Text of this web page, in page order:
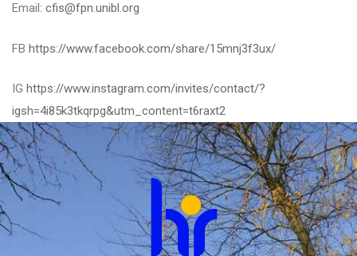
Email: cfis@fpn.unibl.org
FB https://www.facebook.com/share/15mnj3f3ux/
IG https://www.instagram.com/invites/contact/?
igsh=4i85k3tkqrpg&utm_content=t6raxt2